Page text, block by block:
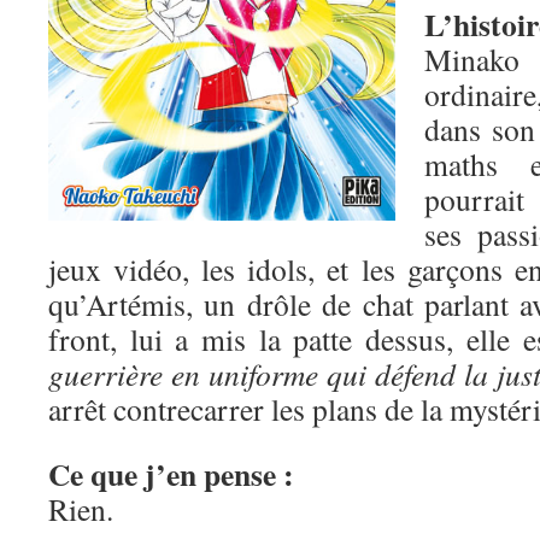
Minako
dans
maths
pourrait
ses
jeux vidéo, les idols, et les garçons
qu’Artémis, un drôle de chat parlant
front, lui a mis la patte dessus, elle
guerrière en uniforme qui défend la
arrêt contrecarrer les plans de la
Ce que j’en pense :
Rien.